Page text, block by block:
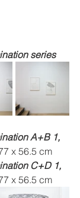
series
A+B 1,
x 56.5 cm
C+D 1,
x 56.5 cm